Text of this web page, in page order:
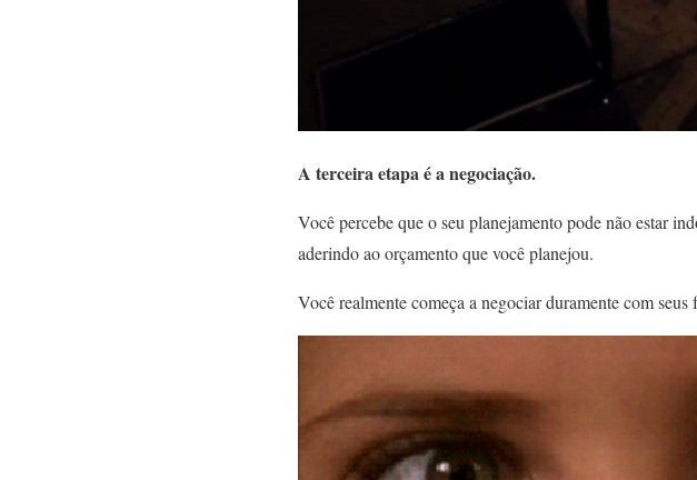
A terceira etapa é a negociação.
Você percebe que o seu planejamento pode não estar
aderindo ao orçamento que você planejou.
Você realmente começa a negociar duramente com